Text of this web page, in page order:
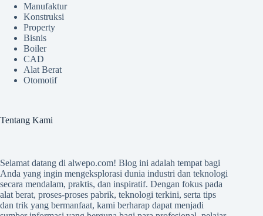
Manufaktur
Konstruksi
Property
Bisnis
Boiler
CAD
Alat Berat
Otomotif
Tentang Kami
Selamat datang di alwepo.com! Blog ini adalah tempat bagi
Anda yang ingin mengeksplorasi dunia industri dan teknologi
secara mendalam, praktis, dan inspiratif. Dengan fokus pada
alat berat, proses-proses pabrik, teknologi terkini, serta tips
dan trik yang bermanfaat, kami berharap dapat menjadi